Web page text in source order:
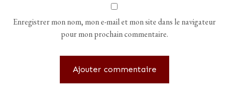
Enregistrer mon nom, mon e-mail et mon site dans le navigateur
pour mon prochain commentaire.